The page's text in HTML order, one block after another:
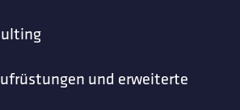
und erweiterte